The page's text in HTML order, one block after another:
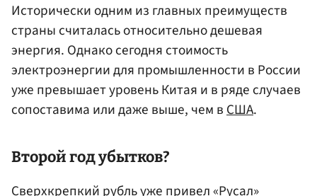
Исторически одним из главных преимуществ
страны считалась относительно дешевая
энергия. Однако сегодня стоимость
электроэнергии для промышленности в России
уже превышает уровень Китая и в ряде случаев
сопоставима или даже выше, чем вСША.
Второй год убытков?
Сверхкрепкий рубль уже привел «Русал»